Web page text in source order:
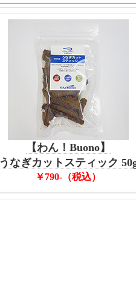
【わん！Buono】
うなぎカットスティック
￥790-（税込）